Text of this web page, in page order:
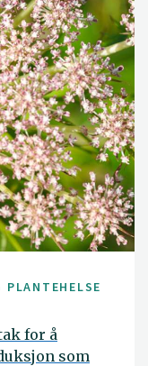
for å
som